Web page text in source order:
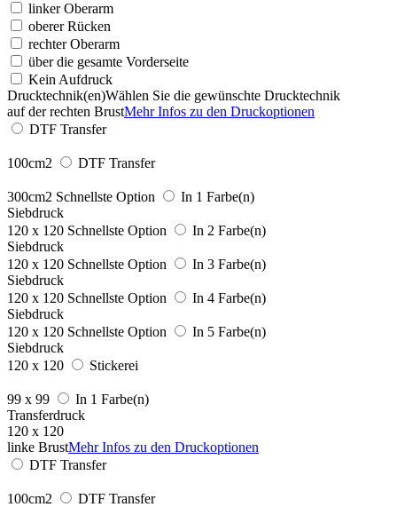
linker Oberarm
oberer Rücken
rechter Oberarm
über die gesamte Vorderseite
Kein Aufdruck
Drucktechnik(en)Wählen Sie die gewünschte Drucktechnik
auf der rechten BrustMehr Infos zu den Druckoptionen
DTF Transfer
100cm2 DTF Transfer
300cm2 Schnellste Option
In 1 Farbe(n)
Siebdruck
120 x 120 Schnellste Option
In 2 Farbe(n)
Siebdruck
120 x 120 Schnellste Option
In 3 Farbe(n)
Siebdruck
120 x 120 Schnellste Option
In 4 Farbe(n)
Siebdruck
120 x 120 Schnellste Option
In 5 Farbe(n)
Siebdruck
120 x 120
Stickerei
99 x 99
In 1 Farbe(n)
Transferdruck
120 x 120
linke BrustMehr Infos zu den Druckoptionen
DTF Transfer
100cm2 DTF Transfer